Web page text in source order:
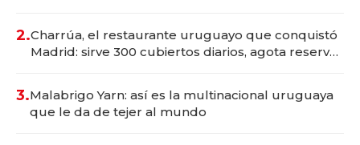
2.Charrúa, el restaurante uruguayo que conquistó
Madrid: sirve 300 cubiertos diarios, agota reservas
3.Malabrigo Yarn: así es la multinacional uruguaya
que le da de tejer al mundo